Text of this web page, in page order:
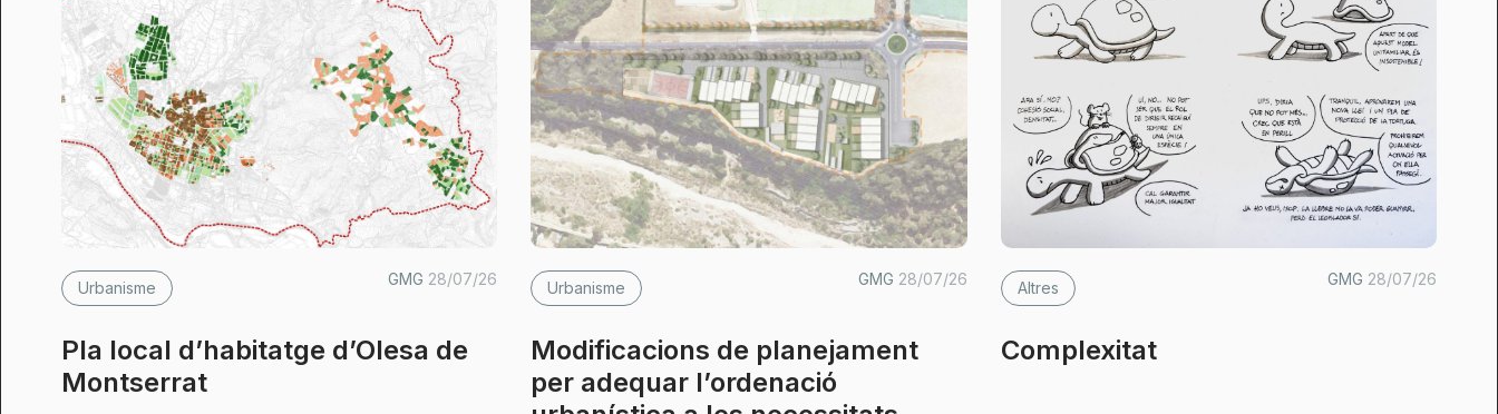
Urbanisme GMG 28/07/26
Pla local d’habitatge d’Olesa de
Montserrat
Urbanisme GMG 28/07/26
Modificacions de planejament
per adequar l’ordenació
Altres GMG 28/07/26
Complexitat